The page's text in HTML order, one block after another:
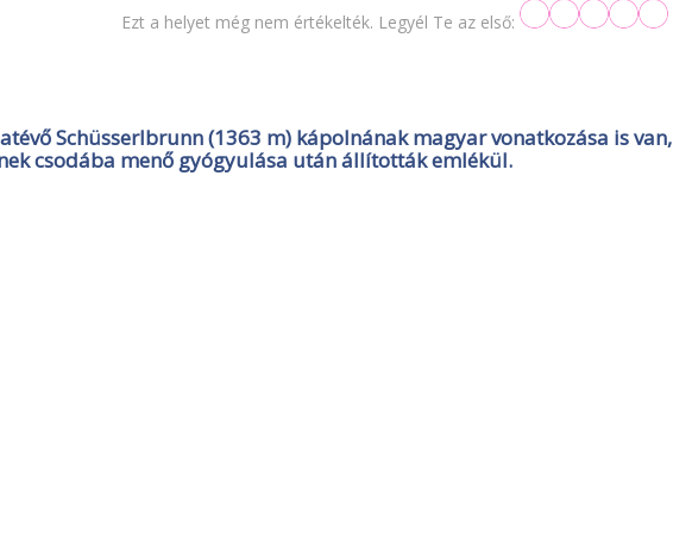
Ezt a helyet még nem értékelték. Legyél Te az első:
Schüsserlbrunn (1363 m) kápolnának magyar vonatkozása is van,
csodába menő gyógyulása után állították emlékül.